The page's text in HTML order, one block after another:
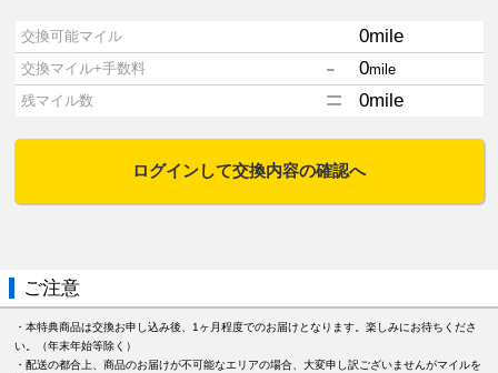
交換可能マイル 0mile
交換マイル+手数料 - 0mile
残マイル数
= 0mile
ログインして交換内容の確認へ
ご注意
・本特典商品は交換お申し込み後、1ヶ月程度でのお届けとなります。楽しみにお待ちくださ
い。（年末年始等除く）
・配送の都合上、商品のお届けが不可能なエリアの場合、大変申し訳ございませんがマイルを